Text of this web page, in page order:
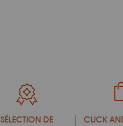
SÉLECTION DE
CLICK